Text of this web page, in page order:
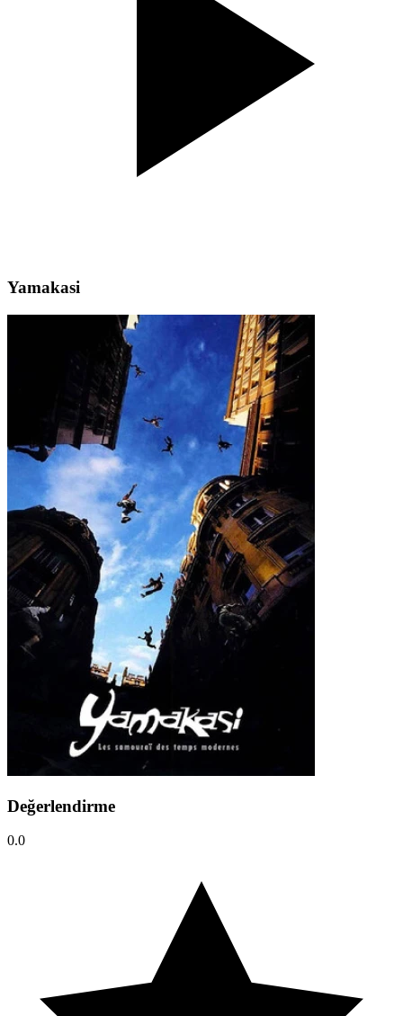
Yamakasi
Değerlendirme
0.0